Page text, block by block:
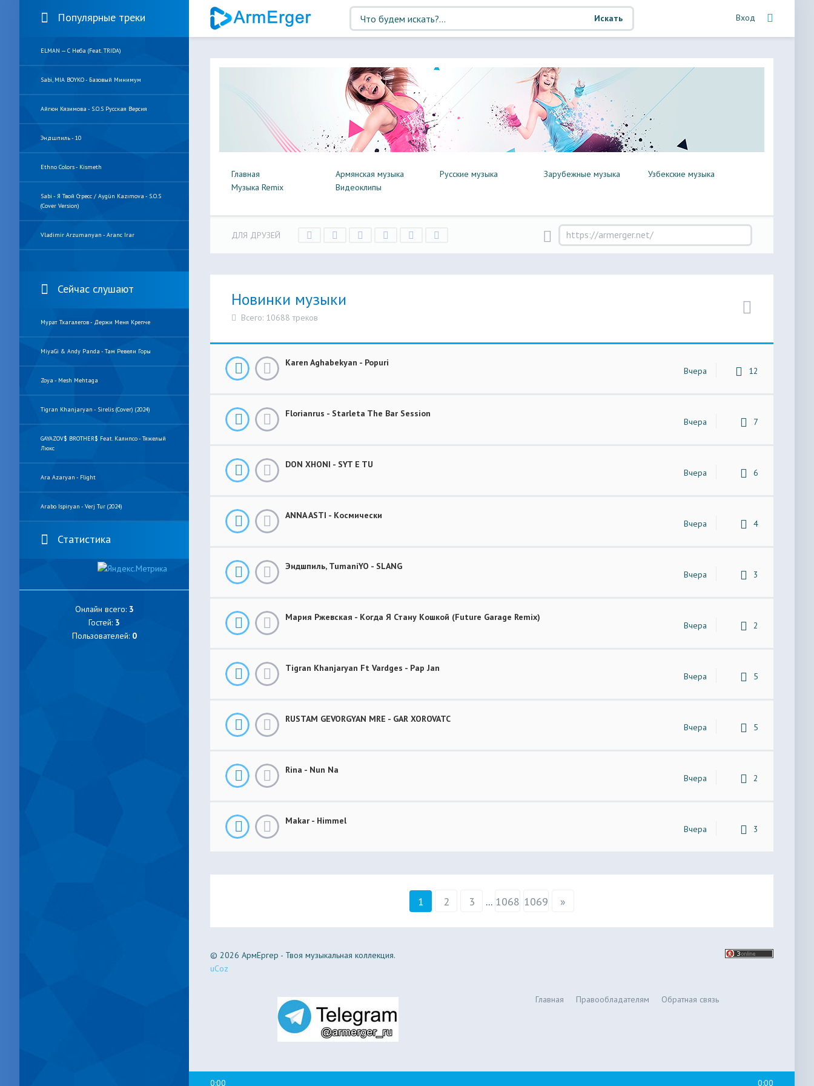
Популярные треки
ELMAN — С Неба (feat. TRIDA)
Sabi, MIA BOYKO - Базовый Минимум
Айгюн Кязимова - S.O.S Русская Версия
Эндшпиль - 10
Ethno Colors - Kismeth
Sabi - Я Твой Стресс / Aygün Kazımova - S.O.S
(Cover Version)
Vladimir Arzumanyan - Aranc Irar
Сейчас слушают
Мурат Тхагалегов - Держи Меня Крепче
MiyaGi & Andy Panda - Там Ревели Горы
Zoya - Mesh Mehtaga
Tigran Khanjaryan - Sirelis (cover) (2024)
GAYAZOV$ BROTHER$ Feat. Калипсо - Тяжелый
Люкс
Ara Azaryan - Flight
Arabo Ispiryan - Verj Tur (2024)
Статистика
Онлайн всего: 3
Гостей: 3
Пользователей: 0
Искать Вход
Главная Армянская музыка Русские музыка Зарубежные музыка
Узбекские музыка
Музыка Remix
Видеоклипы
ДЛЯ ДРУЗЕЙ
Новинки музыки
Всего: 10688 треков
Karen Aghabekyan - Popuri
Вчера 12
Florianrus - Starleta The Bar Session
Вчера 7
DON XHONI - SYT E TU
Вчера 6
ANNA ASTI - Космически
Вчера 4
Эндшпиль, TumaniYO - SLANG
Вчера 3
Мария Ржевская - Когда Я Стану Кошкой (Future Garage Remix)
Вчера 2
Tigran Khanjaryan Ft Vardges - Pap Jan
Вчера 5
RUSTAM GEVORGYAN MRE - GAR XOROVATC
Вчера 5
Rina - Nun Na
Вчера 2
Makar - Himmel
Вчера 3
1 2 3 ... 1068 1069 »
© 2026 АрмЕргер - Твоя музыкальная коллекция.
uCoz
Главная Правообладателям Обратная связь
0:00 0:00